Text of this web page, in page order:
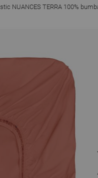
NUANCES TERRA 100%